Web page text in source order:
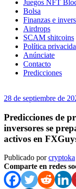
Juegos NFT
Bolsa
Finanzas e
Airdrops
SCAM shitcoins
Política
Anúnciate
Contacto
Predicciones
28 de septiembre de
Predicciones de
inversores se
activos en
Publicado porcryptoka
Comparte en redes